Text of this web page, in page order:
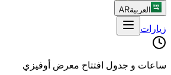
العربيةAR
زيارات
ساعات و جدول افتتاح معرض أوفيزي